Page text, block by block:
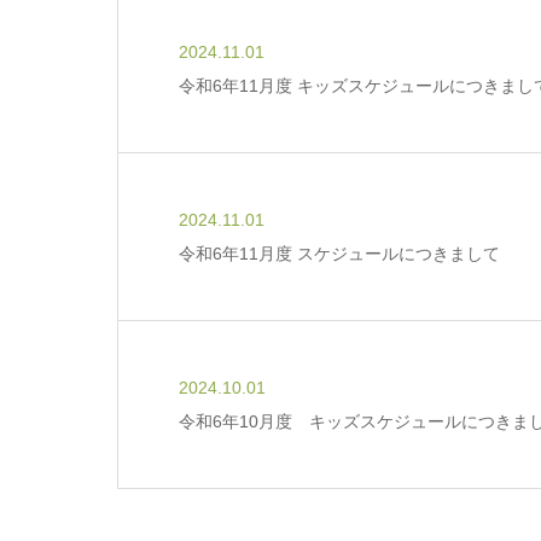
2024.11.01
令和6年11月度 キッズスケジュールにつきまし
2024.11.01
令和6年11月度 スケジュールにつきまして
2024.10.01
令和6年10月度 キッズスケジュールにつきま